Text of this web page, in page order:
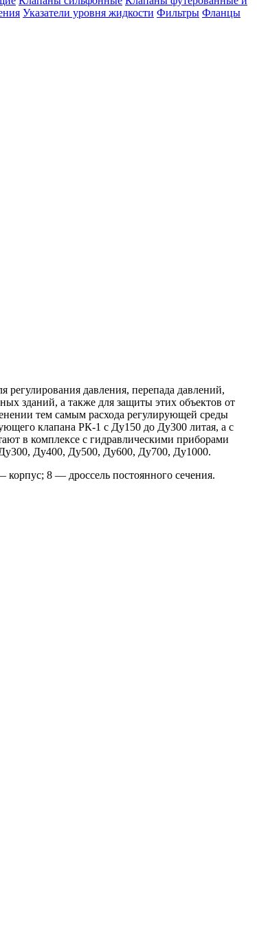
Указатели уровня жидкости Фильтры Фланцы
давления, перепада давлений,
зданий, а также для защиты этих объектов от
тем самым расхода регулирующей среды
клапана РК-1 с Ду150 до Ду300 литая, а с
в комплексе с гидравлическими приборами
Ду400, Ду500, Ду600, Ду700, Ду1000.
8 — дроссель постоянного сечения.